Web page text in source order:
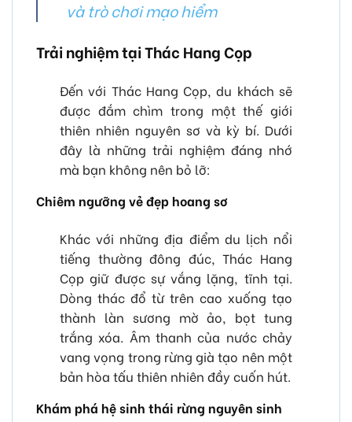
và trò chơi mạo hiểm
Trải nghiệm tại Thác Hang Cọp
Đến với Thác Hang Cọp, du khách sẽ
được đắm chìm trong một thế giới
thiên nhiên nguyên sơ và kỳ bí. Dưới
đây là những trải nghiệm đáng nhớ
mà bạn không nên bỏ lỡ:
Chiêm ngưỡng vẻ đẹp hoang sơ
Khác với những địa điểm du lịch nổi
tiếng thường đông đúc, Thác Hang
Cọp giữ được sự vắng lặng, tĩnh tại.
Dòng thác đổ từ trên cao xuống tạo
thành làn sương mờ ảo, bọt tung
trắng xóa. Âm thanh của nước chảy
vang vọng trong rừng già tạo nên một
bản hòa tấu thiên nhiên đầy cuốn hút.
Khám phá hệ sinh thái rừng nguyên sinh